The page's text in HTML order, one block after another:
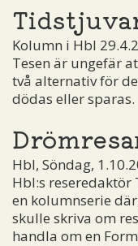
Kolumn i Hbl
Tesen är ungefär
två alternativ för
dödas eller sparas.
Hbl, Söndag,
Hbl:s
en kolumnserie
skulle skriva om
handla om en